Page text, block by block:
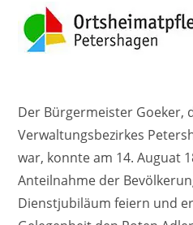
Der Bürgermeister Goeker,
Verwaltungsbezirkes
war, konnte am 14. Auguat
Anteilnahme der
Dienstjubiläum feiern und